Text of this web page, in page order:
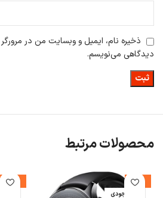
ذخیره نام، ایمیل و وبسایت من در مرورگر
دیدگاهی می‌نویسم.
محصولات مرتبط
-34%
اتمام موجودی
-41%
اتمام